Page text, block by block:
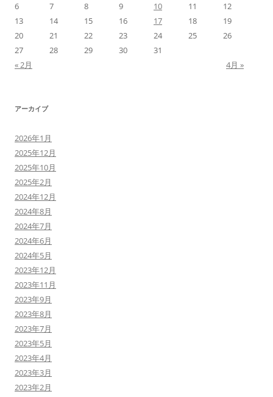
6 7 8 9 10 11
12
13
14 15 16 17 18
19
20
21 22 23 24 25
26
27
28 29 30
31
« 2月
4月 »
アーカイブ
2026年1月
2025年12月
2025年10月
2025年2月
2024年12月
2024年8月
2024年7月
2024年6月
2024年5月
2023年12月
2023年11月
2023年9月
2023年8月
2023年7月
2023年5月
2023年4月
2023年3月
2023年2月